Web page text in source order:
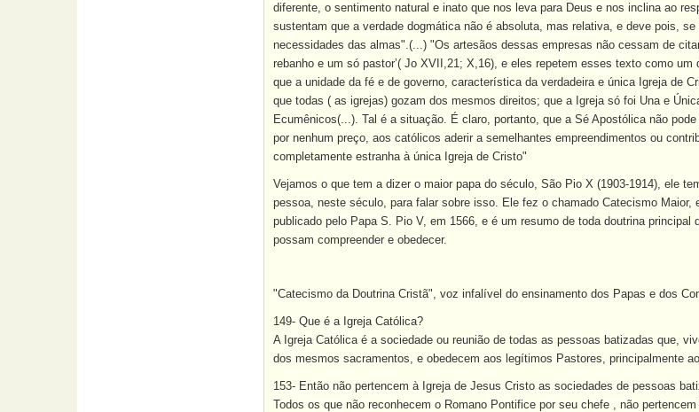
diferente, o sentimento natural e inato que nos leva para Deus e nos inclina ao
sustentam que a verdade dogmática não é absoluta, mas relativa, e deve pois,
necessidades das almas".(...) "Os artesãos dessas empresas não cessam de
rebanho e um só pastor’( Jo XVII,21; X,16), e eles repetem esses texto como
que a unidade da fé e de governo, característica da verdadeira e única Igreja de
que todas ( as igrejas) gozam dos mesmos direitos; que a Igreja só foi Una e
Ecumênicos(...). Tal é a situação. É claro, portanto, que a Sé Apostólica não
por nenhum preço, aos católicos aderir a semelhantes empreendimentos ou
completamente estranha à única Igreja de Cristo"
Vejamos o que tem a dizer o maior papa do século, São Pio X (1903-1914), ele
pessoa, neste século, para falar sobre isso. Ele fez o chamado Catecismo
publicado pelo Papa S. Pio V, em 1566, e é um resumo de toda doutrina
possam compreender e obedecer.
"Catecismo da Doutrina Cristã", voz infalível do ensinamento dos Papas e dos
149- Que é a Igreja Católica?
A Igreja Católica é a sociedade ou reunião de todas as pessoas batizadas que,
dos mesmos sacramentos, e obedecem aos legítimos Pastores, principalmente
153- Então não pertencem à Igreja de Jesus Cristo as sociedades de pessoas
Todos os que não reconhecem o Romano Pontifice por seu chefe , não